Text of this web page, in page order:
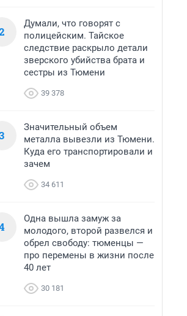
Думали, что говорят с
полицейским. Тайское
следствие раскрыло детали
зверского убийства брата и
сестры из Тюмени
39 378
Значительный объем
металла вывезли из Тюмени.
Куда его транспортировали и
зачем
34 611
Одна вышла замуж за
молодого, второй развелся и
обрел свободу: тюменцы —
про перемены в жизни после
40 лет
30 181